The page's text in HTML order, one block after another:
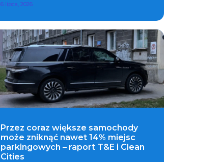
6 lipca, 2026
Przez coraz większe samochody
może zniknąć nawet 14% miejsc
parkingowych – raport T&E i Clean
Cities